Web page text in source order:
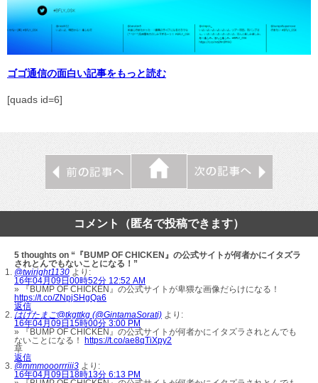
ゴゴ通信の面白い記事をもっと読む
[quads id=6]
コメント（匿名で投稿できます）
5 thoughts on “『BUMP OF CHICKEN』の公式サイトが何者かにイタズラ
されとんでもないことになる！”
@twiright1130 より:
16年04月09日00時52分 12:52 AM
» 『BUMP OF CHICKEN』の公式サイトが卑猥な画像だらけになる！
https://t.co/ZNpjSHgQa6
返信
はげたまご@tkgttkg (@GintamaSorati) より:
16年04月09日15時00分 3:00 PM
» 『BUMP OF CHICKEN』の公式サイトが何者かにイタズラされとんでも
ないことになる！ https://t.co/ae8qTiXpy2
草
返信
@mmmooorrriii3 より:
16年04月09日18時13分 6:13 PM